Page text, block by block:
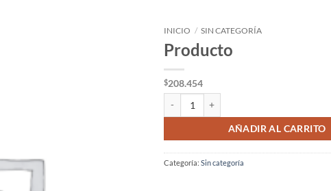
INICIO / SIN CATEGORÍA
Producto
$208.454
AÑADIR AL CARRITO
Categoría: Sin categoría